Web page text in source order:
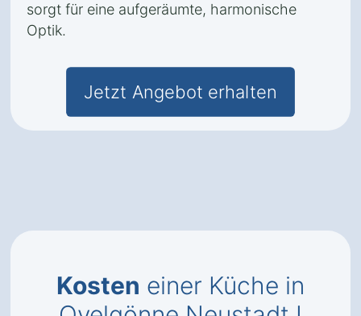
sorgt für eine aufgeräumte, harmonische
Optik.
Jetzt Angebot erhalten
Kosten einer Küche in